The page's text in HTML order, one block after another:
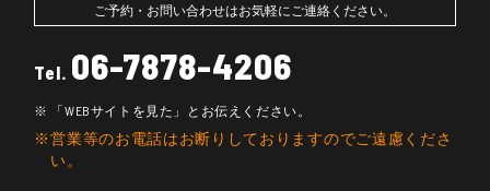
ご予約・お問い合わせはお気軽にご連絡ください。
Tel. 06-7878-4206
「WEBサイトを見た」とお伝えください。
営業等のお電話はお断りしておりますのでご遠慮くださ
い。